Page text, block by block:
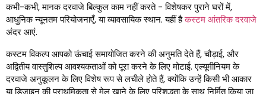
कभी-कभी, मानक दरवाजे बिल्कुल काम नहीं करते - विशेषकर पुराने घरों में,
आधुनिक न्यूनतम परियोजनाएँ, या व्यावसायिक स्थान. यहीं हैकस्टम आंतरिक दरवाजे
अंदर आएं.
कस्टम विकल्प आपको ऊंचाई समायोजित करने की अनुमति देते हैं, चौड़ाई, और
अद्वितीय वास्तुशिल्प आवश्यकताओं को पूरा करने के लिए मोटाई. एल्यूमीनियम के
दरवाजे अनुकूलन के लिए विशेष रूप से लचीले होते हैं, क्योंकि उन्हें किसी भी आकार
या डिज़ाइन की प्राथमिकता से मेल खाने के लिए परिशुद्धता के साथ निर्मित किया जा